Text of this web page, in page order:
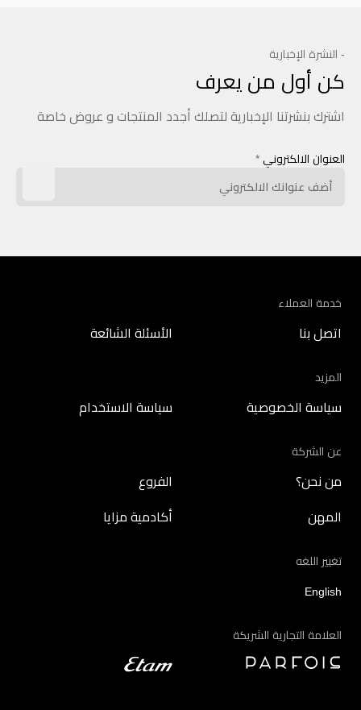
- النشرة الإخبارية
كن أول من يعرف
اشترك بنشرتنا الإخبارية لتصلك أجدد المنتجات و عروض خاصة
العنوان الالكتروني *
خدمة العملاء
اتصل بنا الأسئلة الشائعة
المزيد
سياسة الخصوصية سياسة الاستخدام
عن الشركة
من نحن؟ الفروع
المهن أكادمية مزايا
تغيير اللغه
English
العلامة التجارية الشريكة